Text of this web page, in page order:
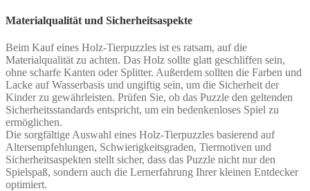
Materialqualität und Sicherheitsaspekte
Beim Kauf eines Holz-Tierpuzzles ist es ratsam, auf die
Materialqualität zu achten. Das Holz sollte glatt geschliffen sein,
ohne scharfe Kanten oder Splitter. Außerdem sollten die Farben und
Lacke auf Wasserbasis und ungiftig sein, um die Sicherheit der
Kinder zu gewährleisten. Prüfen Sie, ob das Puzzle den geltenden
Sicherheitsstandards entspricht, um ein bedenkenloses Spiel zu
ermöglichen.
Die sorgfältige Auswahl eines Holz-Tierpuzzles basierend auf
Altersempfehlungen, Schwierigkeitsgraden, Tiermotiven und
Sicherheitsaspekten stellt sicher, dass das Puzzle nicht nur den
Spielspaß, sondern auch die Lernerfahrung Ihrer kleinen Entdecker
optimiert.